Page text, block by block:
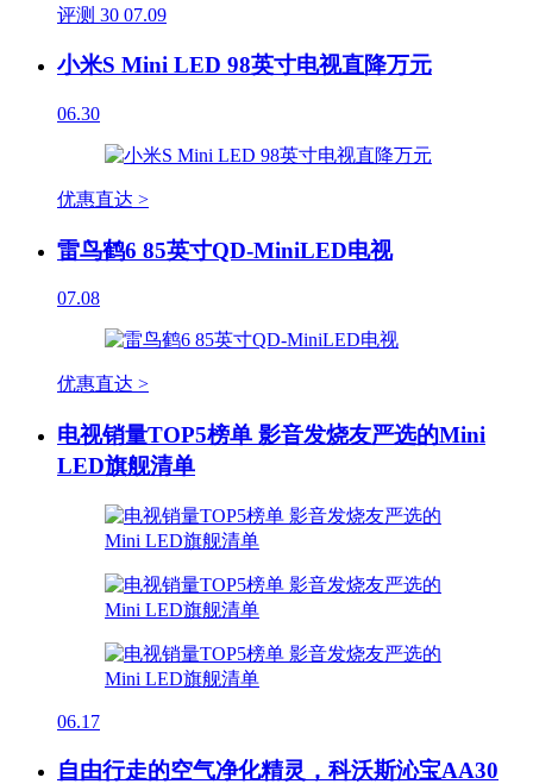
评测 30 07.09
小米S Mini LED 98英寸电视直降万元
06.30
优惠直达 >
雷鸟鹤6 85英寸QD-MiniLED电视
07.08
优惠直达 >
电视销量TOP5榜单 影音发烧友严选的Mini
LED旗舰清单
06.17
自由行走的空气净化精灵，科沃斯沁宝AA30